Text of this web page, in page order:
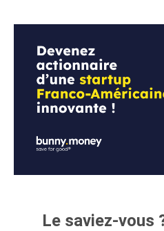
Le saviez-vous